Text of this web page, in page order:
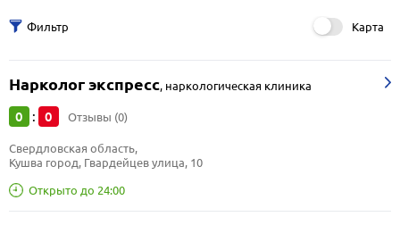
Карта
Нарколог экспресс, наркологическая клиника
0 : 0 Отзывы (0)
Открыто до 24:00
Свердловская область,
Кушва город, Гвардейцев улица, 10